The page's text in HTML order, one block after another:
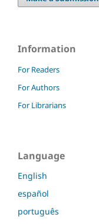
Information
For Readers
For Authors
For Librarians
Language
English
español
português